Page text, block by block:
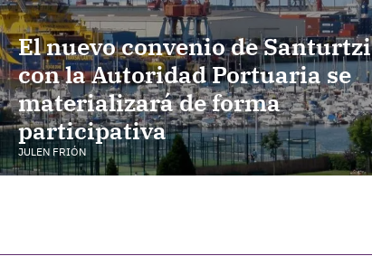
El nuevo convenio de Santurtzi
con la Autoridad Portuaria se
materializará de forma
participativa
JULEN FRIÓN